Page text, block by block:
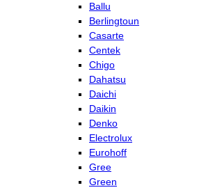
Ballu
Berlingtoun
Casarte
Centek
Chigo
Dahatsu
Daichi
Daikin
Denko
Electrolux
Eurohoff
Gree
Green